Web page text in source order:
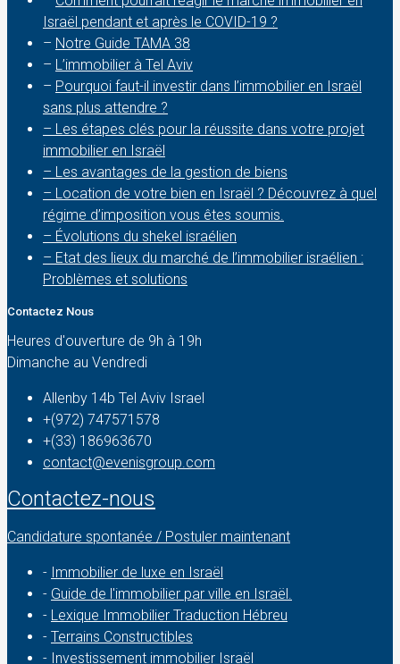
Israël pendant et après le COVID-19 ?
– Notre Guide TAMA 38
– L’immobilier à Tel Aviv
– Pourquoi faut-il investir dans l’immobilier en Israël
sans plus attendre ?
– Les étapes clés pour la réussite dans votre projet
immobilier en Israël
– Les avantages de la gestion de biens
– Location de votre bien en Israël ? Découvrez à quel
régime d’imposition vous êtes soumis.
– Évolutions du shekel israélien
– Etat des lieux du marché de l’immobilier israélien :
Problèmes et solutions
Contactez Nous
Heures d'ouverture de 9h à 19h
Dimanche au Vendredi
Allenby 14b Tel Aviv Israel
+(972) 747571578
+(33) 186963670
contact@evenisgroup.com
Contactez-nous
Candidature spontanée / Postuler maintenant
- Immobilier de luxe en Israël
- Guide de l'immobilier par ville en Israël.
- Lexique Immobilier Traduction Hébreu
- Terrains Constructibles
- Investissement immobilier Israël